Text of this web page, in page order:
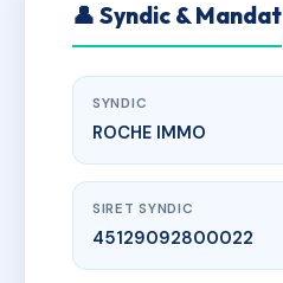
👤 Syndic & Mandat
SYNDIC
ROCHE IMMO
SIRET SYNDIC
45129092800022